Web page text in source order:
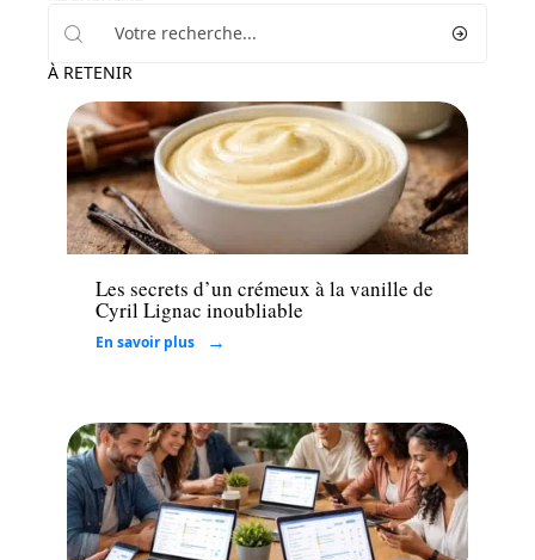
À RETENIR
Loisirs
Les secrets d’un crémeux à la vanille de
Cyril Lignac inoubliable
En savoir plus
Entreprise